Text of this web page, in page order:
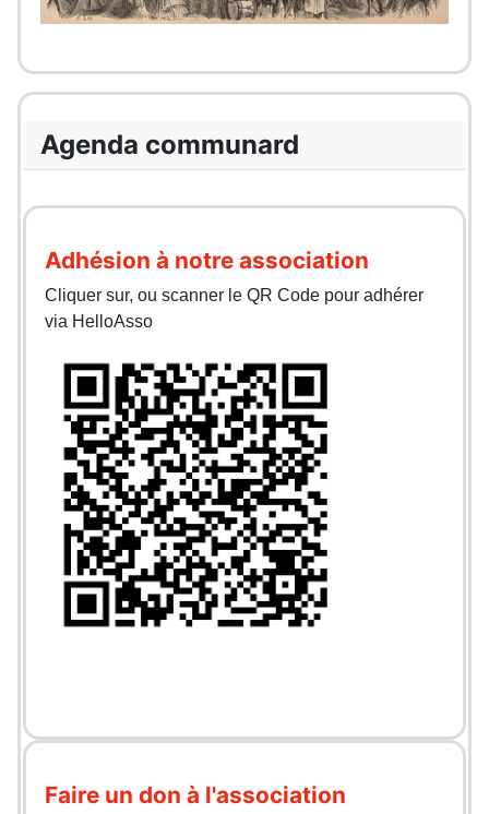
Agenda communard
Adhésion à notre association
Cliquer sur, ou scanner le QR Code pour adhérer
via HelloAsso
Faire un don à l'association